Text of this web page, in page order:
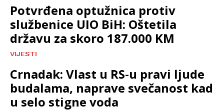
Potvrđena optužnica protiv
službenice UIO BiH: Oštetila
državu za skoro 187.000 KM
VIJESTI
Crnadak: Vlast u RS-u pravi ljude
budalama, naprave svečanost kad
u selo stigne voda